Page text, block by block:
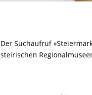
Der Suchaufruf
steirischen